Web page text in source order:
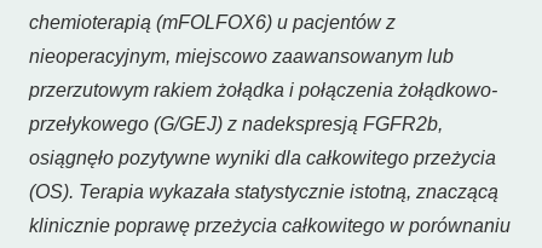
chemioterapią (mFOLFOX6) u pacjentów z
nieoperacyjnym, miejscowo zaawansowanym lub
przerzutowym rakiem żołądka i połączenia żołądkowo-
przełykowego (G/GEJ) z nadekspresją FGFR2b,
osiągnęło pozytywne wyniki dla całkowitego przeżycia
(OS). Terapia wykazała statystycznie istotną, znaczącą
klinicznie poprawę przeżycia całkowitego w porównaniu